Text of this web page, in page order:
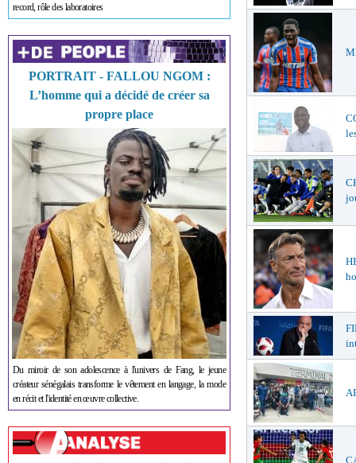
record, rôle des laboratoires
PORTRAIT - FALLOU NGOM :
L’homme qui a décidé de créer sa
propre place
Du miroir de son adolescence à l'univers de Fang, le jeune
créateur sénégalais transforme le vêtement en langage, la mode
en récit et l'identité en œuvre collective.